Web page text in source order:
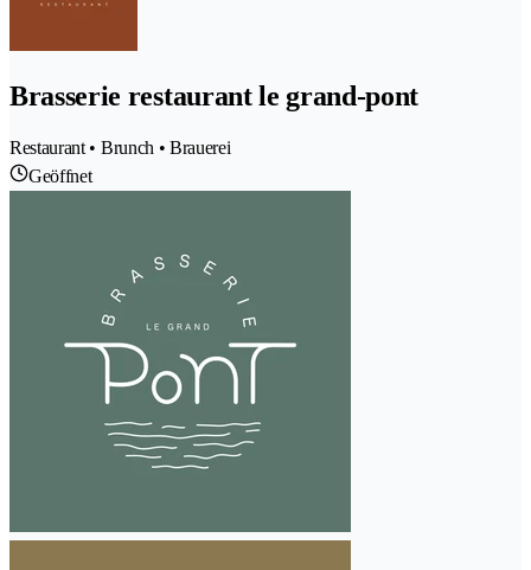
Brasserie restaurant le grand-pont
Restaurant • Brunch • Brauerei
Geöffnet